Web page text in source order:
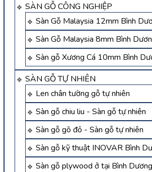
SÀN GỖ CÔNG NGHIỆP
Sàn Gỗ Malaysia 12mm Bình
Sàn Gỗ Malaysia 8mm Bình
Sàn gỗ Xương Cá 10mm Bình
SÀN GỖ TỰ NHIÊN
Len chân tường gỗ tự nhiên
Sàn gỗ chiu liu - Sàn gỗ tự nhiên
Sàn gỗ gõ đỏ - Sàn gỗ tự nhiên
Sàn gỗ kỹ thuật INOVAR Bình
Sàn gỗ plywood ở tại Bình Dương